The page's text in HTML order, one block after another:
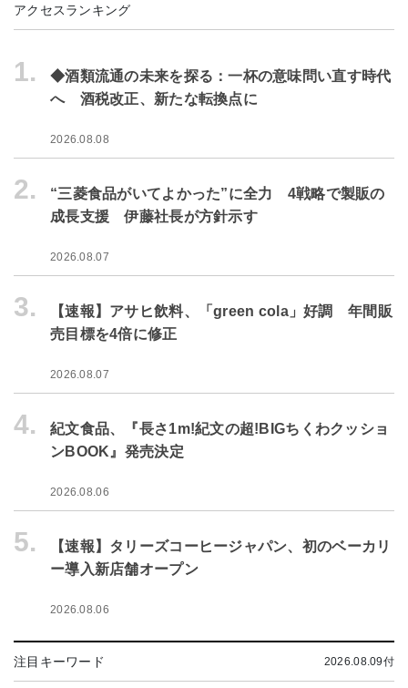
アクセスランキング
1.
◆酒類流通の未来を探る：一杯の意味問い直す時代
へ 酒税改正、新たな転換点に
2026.08.08
2.
“三菱食品がいてよかった”に全力 4戦略で製販の
成長支援 伊藤社長が方針示す
2026.08.07
3.
【速報】アサヒ飲料、「green cola」好調 年間販
売目標を4倍に修正
2026.08.07
4.
紀文食品、『長さ1m!紀文の超!BIGちくわクッショ
ンBOOK』発売決定
2026.08.06
5.
【速報】タリーズコーヒージャパン、初のベーカリ
ー導入新店舗オープン
2026.08.06
注目キーワード 2026.08.09付